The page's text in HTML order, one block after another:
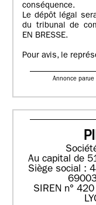
conséquence.
Le dépôt légal
du tribunal de
EN BRESSE.
Pour avis, le
Annonce
Au capital de
Siège social :
69003
SIREN n°